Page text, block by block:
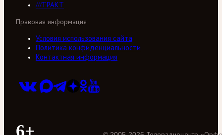
///ТРАКТ
Правовая информация
Условия использования сайта
Политика конфиденциальности
Контактная информация
6+